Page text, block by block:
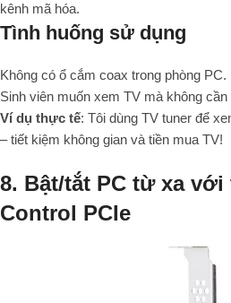
kênh mã hóa.
Tình huống sử dụng
Không có ổ cắm coax trong phòng PC.
Sinh viên muốn xem TV mà không cần
Ví dụ thực tế: Tôi dùng TV tuner để
– tiết kiệm không gian và tiền mua TV!
8. Bật/tắt PC từ xa với
Control PCIe